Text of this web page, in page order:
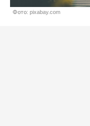
Фото: pixabay.com